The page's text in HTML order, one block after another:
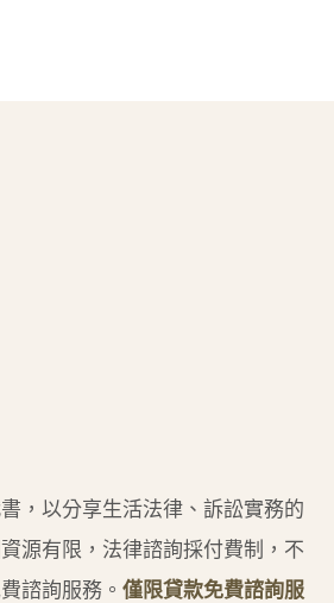
，以分享生活法律、訴訟實務的
源有限，法律諮詢採付費制，不
諮詢服務。 僅限貸款免費諮詢服